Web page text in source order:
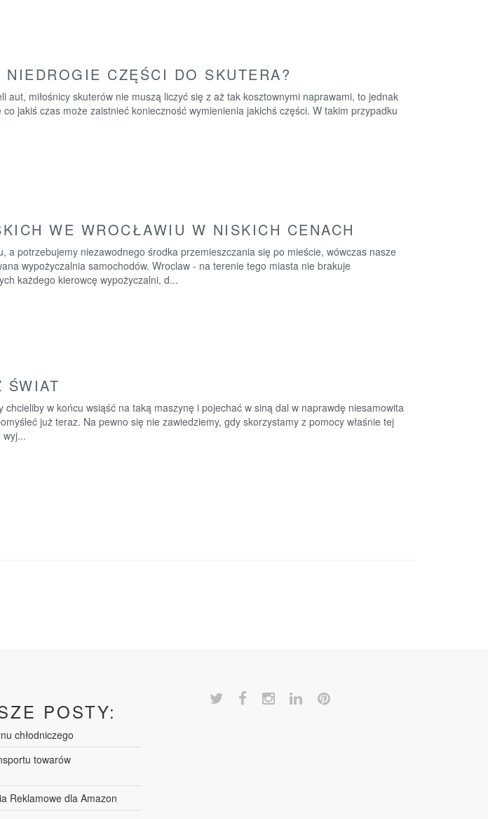
CZĘŚCI DO SKUTERA?
aut, miłośnicy skuterów nie muszą liczyć się z aż tak kosztownymi naprawami, to jednak
jakiś czas może zaistnieć konieczność wymienienia jakichś części. W takim przypadku
WE WROCŁAWIU W NISKICH CENACH
a potrzebujemy niezawodnego środka przemieszczania się po mieście, wówczas nasze
wypożyczalnia samochodów. Wroclaw - na terenie tego miasta nie brakuje
każdego kierowcę wypożyczalni, d...
ŚWIAT
w końcu wsiąść na taką maszynę i pojechać w siną dal w naprawdę niesamowita
już teraz. Na pewno się nie zawiedziemy, gdy skorzystamy z pomocy właśnie tej
POSTY:
chłodniczego
towarów
Reklamowe dla Amazon